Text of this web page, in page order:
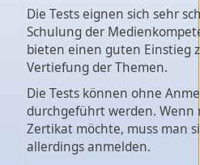
Die Tests eignen sich sehr
Schulung der
bieten einen guten Einstieg
Vertiefung der Themen.
Die Tests können ohne
durchgeführt werden. Wenn
Zertikat möchte, muss man
allerdings anmelden.